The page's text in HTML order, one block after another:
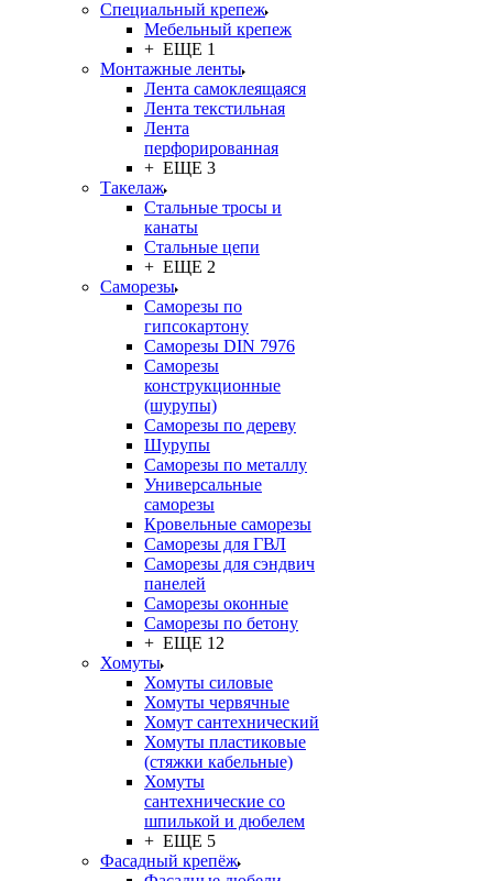
Специальный крепеж
Мебельный крепеж
+ ЕЩЕ 1
Монтажные ленты
Лента самоклеящаяся
Лента текстильная
Лента
перфорированная
+ ЕЩЕ 3
Такелаж
Стальные тросы и
канаты
Стальные цепи
+ ЕЩЕ 2
Саморезы
Саморезы по
гипсокартону
Саморезы DIN 7976
Саморезы
конструкционные
(шурупы)
Саморезы по дереву
Шурупы
Саморезы по металлу
Универсальные
саморезы
Кровельные саморезы
Саморезы для ГВЛ
Саморезы для сэндвич
панелей
Саморезы оконные
Саморезы по бетону
+ ЕЩЕ 12
Хомуты
Хомуты силовые
Хомуты червячные
Хомут сантехнический
Хомуты пластиковые
(стяжки кабельные)
Хомуты
сантехнические со
шпилькой и дюбелем
+ ЕЩЕ 5
Фасадный крепёж